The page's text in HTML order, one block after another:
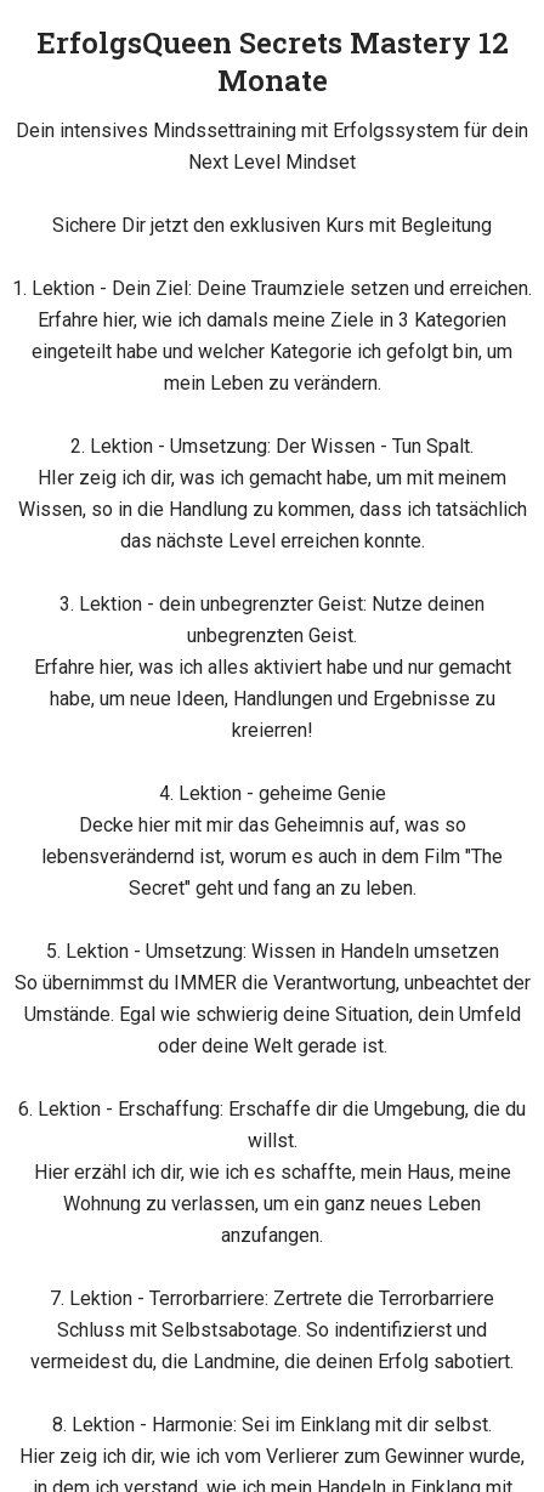
ErfolgsQueen Secrets Mastery 12
Monate
Dein intensives Mindssettraining mit Erfolgssystem für dein
Next Level Mindset
Sichere Dir jetzt den exklusiven Kurs mit Begleitung
1. Lektion - Dein Ziel: Deine Traumziele setzen und erreichen.
Erfahre hier, wie ich damals meine Ziele in 3 Kategorien
eingeteilt habe und welcher Kategorie ich gefolgt bin, um
mein Leben zu verändern.
2. Lektion - Umsetzung: Der Wissen - Tun Spalt.
HIer zeig ich dir, was ich gemacht habe, um mit meinem
Wissen, so in die Handlung zu kommen, dass ich tatsächlich
das nächste Level erreichen konnte.
3. Lektion - dein unbegrenzter Geist: Nutze deinen
unbegrenzten Geist.
Erfahre hier, was ich alles aktiviert habe und nur gemacht
habe, um neue Ideen, Handlungen und Ergebnisse zu
kreierren!
4. Lektion - geheime Genie
Decke hier mit mir das Geheimnis auf, was so
lebensverändernd ist, worum es auch in dem Film "The
Secret" geht und fang an zu leben.
5. Lektion - Umsetzung: Wissen in Handeln umsetzen
So übernimmst du IMMER die Verantwortung, unbeachtet der
Umstände. Egal wie schwierig deine Situation, dein Umfeld
oder deine Welt gerade ist.
6. Lektion - Erschaffung: Erschaffe dir die Umgebung, die du
willst.
Hier erzähl ich dir, wie ich es schaffte, mein Haus, meine
Wohnung zu verlassen, um ein ganz neues Leben
anzufangen.
7. Lektion - Terrorbarriere: Zertrete die Terrorbarriere
Schluss mit Selbstsabotage. So indentifizierst und
vermeidest du, die Landmine, die deinen Erfolg sabotiert.
8. Lektion - Harmonie: Sei im Einklang mit dir selbst.
Hier zeig ich dir, wie ich vom Verlierer zum Gewinner wurde,
in dem ich verstand, wie ich mein Handeln in Einklang mit